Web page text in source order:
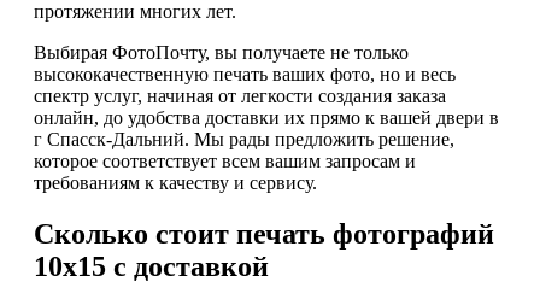
протяжении многих лет.
Выбирая ФотоПочту, вы получаете не только
высококачественную печать ваших фото, но и весь
спектр услуг, начиная от легкости создания заказа
онлайн, до удобства доставки их прямо к вашей двери в
г Спасск-Дальний. Мы рады предложить решение,
которое соответствует всем вашим запросам и
требованиям к качеству и сервису.
Сколько стоит печать фотографий
10х15 с доставкой